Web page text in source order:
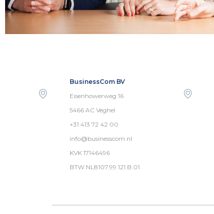
BusinessCom BV
Eisenhowerweg 16
5466 AC Veghel
+31 413 72 42 00
info@businesscom.nl
KVK 17146496
BTW NL8107.99.121.B.01